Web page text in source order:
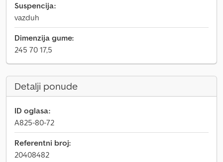
Suspencija:
vazduh
Dimenzija gume:
245 70 17,5
Detalji ponude
ID oglasa:
A825-80-72
Referentni broj:
20408482